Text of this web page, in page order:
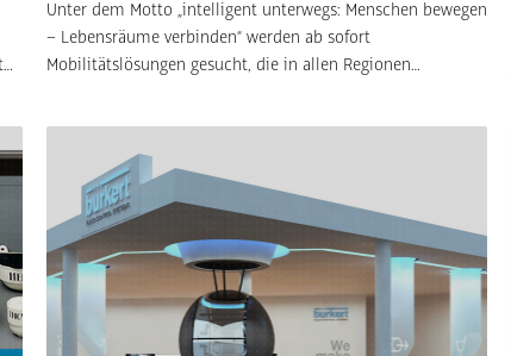
Unter dem Motto „intelligent unterwegs: Menschen bewegen
– Lebensräume verbinden“ werden ab sofort
Mobilitätslösungen gesucht, die in allen Regionen
den Metropolen, die intelligente Verbindung zwischen Stadt
und Land oder den Ausbau von Mobilitätsangeboten für
ältere Menschen: Bis zum 19. Mai 2019 können sich bereits
zum vierten Mal innovative Projekte für den Deutschen
Mobilitätspreis bewerben. TRIAD Berlin unterstützt
„Deutschland – Land der Ideen“ erneut bei der Umsetzung
des Wettbewerbs. Alle Informationen zur Teilnahme gibt es